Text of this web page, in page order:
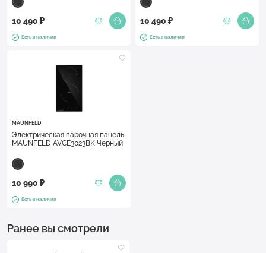
10 490 ₽
Есть в наличии
10 490 ₽
Есть в наличии
MAUNFELD
Электрическая варочная панель
MAUNFELD AVCE3023BK Черный
10 990 ₽
Есть в наличии
Ранее вы смотрели